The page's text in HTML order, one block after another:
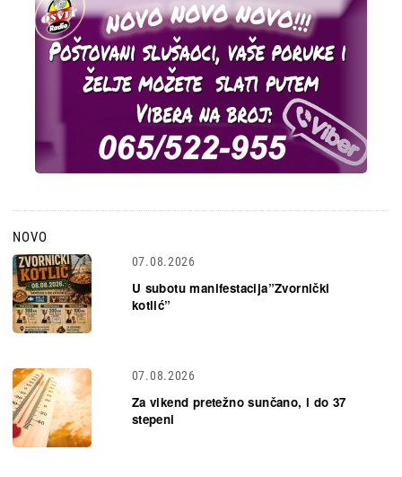
NOVO
07.08.2026
U subotu manifestacija”Zvornički
kotlić”
07.08.2026
Za vikend pretežno sunčano, i do 37
stepeni